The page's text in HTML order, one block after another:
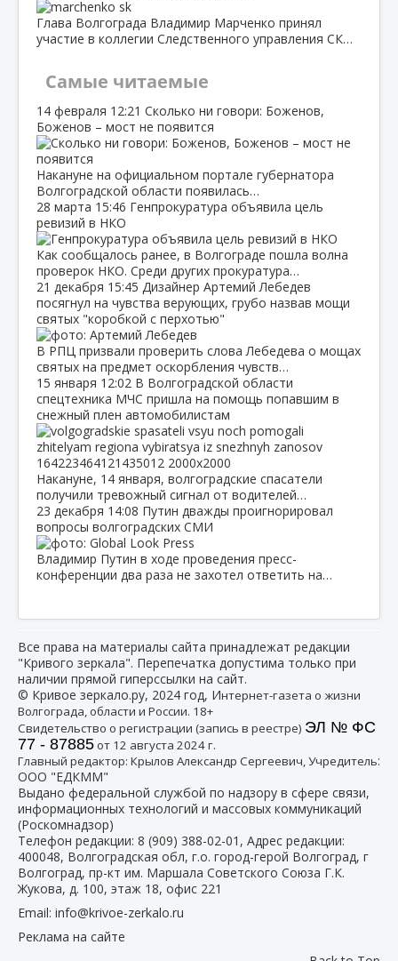
Глава Волгограда Владимир Марченко принял
участие в коллегии Следственного управления СК…
Самые читаемые
14 февраля 12:21 Сколько ни говори: Боженов,
Боженов – мост не появится
Накануне на официальном портале губернатора
Волгоградской области появилась…
28 марта 15:46 Генпрокуратура объявила цель
ревизий в НКО
Как сообщалось ранее, в Волгограде пошла волна
проверок НКО. Среди других прокуратура…
21 декабря 15:45 Дизайнер Артемий Лебедев
посягнул на чувства верующих, грубо назвав мощи
святых "коробкой с перхотью"
В РПЦ призвали проверить слова Лебедева о мощах
святых на предмет оскорбления чувств…
15 января 12:02 В Волгоградской области
спецтехника МЧС пришла на помощь попавшим в
снежный плен автомобилистам
Накануне, 14 января, волгоградские спасатели
получили тревожный сигнал от водителей…
23 декабря 14:08 Путин дважды проигнорировал
вопросы волгоградских СМИ
Владимир Путин в ходе проведения пресс-
конференции два раза не захотел ответить на…
Все права на материалы сайта принадлежат редакции
"Кривого зеркала". Перепечатка допустима только при
наличии прямой гиперссылки на сайт.
© Кривое зеркало.ру, 2024 год, Интернет-газета о жизни
Волгограда, области и России. 18+
Свидетельство о регистрации (запись в реестре) ЭЛ № ФС
77 - 87885от 12 августа 2024 г.
Главный редактор: Крылов Александр Сергеевич, Учредитель:
ООО "ЕДКММ"
Выдано федеральной службой по надзору в сфере связи,
информационных технологий и массовых коммуникаций
(Роскомнадзор)
Телефон редакции: 8 (909) 388-02-01 , Адрес редакции:
400048, Волгоградская обл, г.о. город-герой Волгоград, г
Волгоград, пр-кт им. Маршала Советского Союза Г.К.
Жукова, д. 100, этаж 18, офис 221
Email: info@krivoe-zerkalo.ru
Реклама на сайте